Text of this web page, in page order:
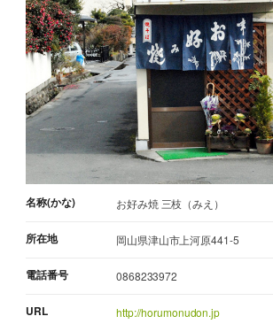
名称(かな) お好み焼 三枝（みえ）
所在地 岡山県津山市上河原441-5
電話番号 0868233972
URL http://horumonudon.jp